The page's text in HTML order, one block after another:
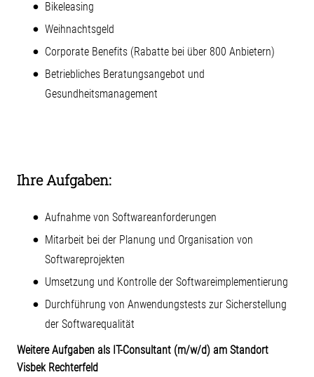
Bikeleasing
Weihnachtsgeld
Corporate Benefits (Rabatte bei über 800 Anbietern)
Betriebliches Beratungsangebot und
Gesundheitsmanagement
Ihre Aufgaben:
Aufnahme von Softwareanforderungen
Mitarbeit bei der Planung und Organisation von
Softwareprojekten
Umsetzung und Kontrolle der Softwareimplementierung
Durchführung von Anwendungstests zur Sicherstellung
der Softwarequalität
Weitere Aufgaben als IT-Consultant (m/w/d) am Standort
Visbek Rechterfeld